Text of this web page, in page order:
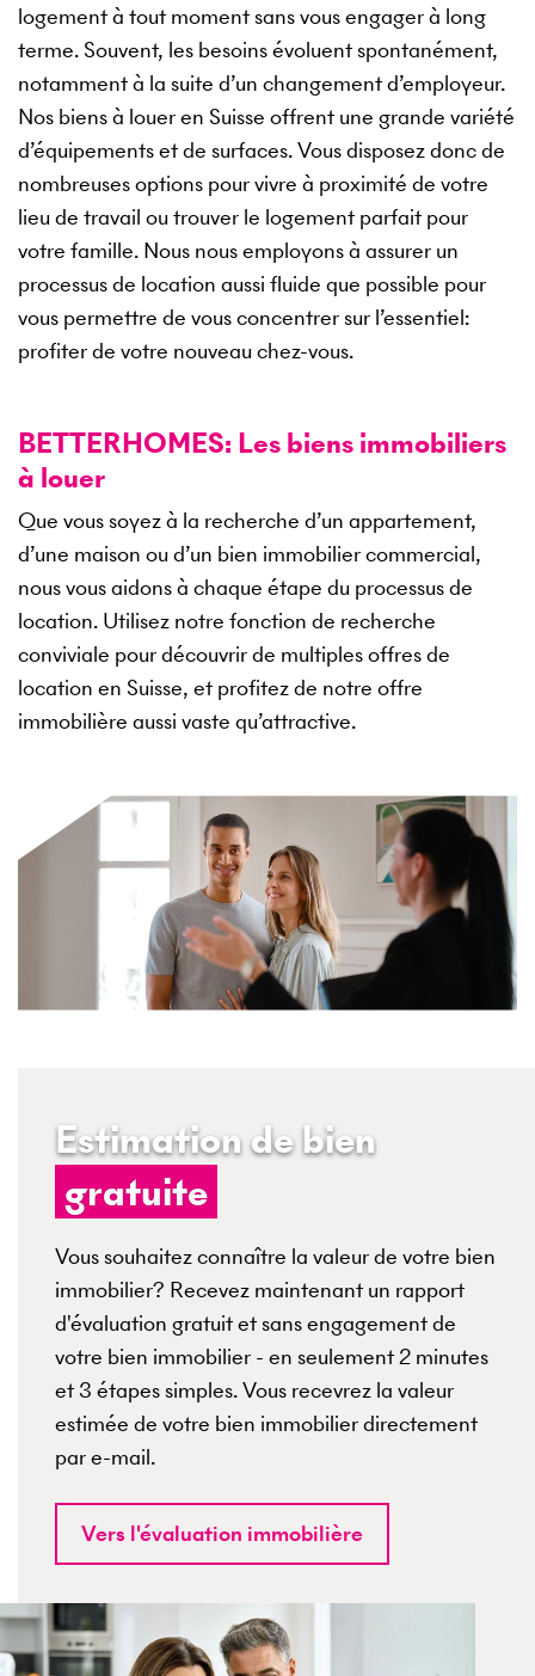
logement à tout moment sans vous engager à long
terme. Souvent, les besoins évoluent spontanément,
notamment à la suite d’un changement d’employeur.
Nos biens à louer en Suisse offrent une grande variété
d’équipements et de surfaces. Vous disposez donc de
nombreuses options pour vivre à proximité de votre
lieu de travail ou trouver le logement parfait pour
votre famille. Nous nous employons à assurer un
processus de location aussi fluide que possible pour
vous permettre de vous concentrer sur l’essentiel:
profiter de votre nouveau chez-vous.
BETTERHOMES: Les biens immobiliers
à louer
Que vous soyez à la recherche d’un appartement,
d’une maison ou d’un bien immobilier commercial,
nous vous aidons à chaque étape du processus de
location. Utilisez notre fonction de recherche
conviviale pour découvrir de multiples offres de
location en Suisse, et profitez de notre offre
immobilière aussi vaste qu’attractive.
Estimation de bien
gratuite
Vous souhaitez connaître la valeur de votre bien
immobilier? Recevez maintenant un rapport
d'évaluation gratuit et sans engagement de
votre bien immobilier - en seulement 2 minutes
et 3 étapes simples. Vous recevrez la valeur
estimée de votre bien immobilier directement
par e-mail.
Vers l'évaluation immobilière